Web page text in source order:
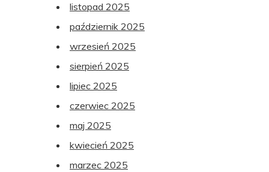
listopad 2025
październik 2025
wrzesień 2025
sierpień 2025
lipiec 2025
czerwiec 2025
maj 2025
kwiecień 2025
marzec 2025